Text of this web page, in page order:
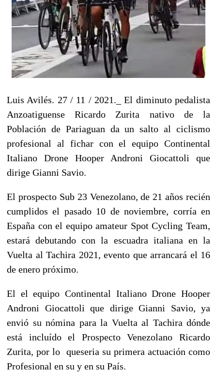
Luis Avilés. 27 / 11 / 2021._ El diminuto pedalista
Anzoatiguense Ricardo Zurita nativo de la
Población de Pariaguan da un salto al ciclismo
profesional al fichar con el equipo Continental
Italiano Drone Hooper Androni Giocattoli que
dirige Gianni Savio.
El prospecto Sub 23 Venezolano, de 21 años recién
cumplidos el pasado 10 de noviembre, corría en
España con el equipo amateur Spot Cycling Team,
estará debutando con la escuadra italiana en la
Vuelta al Tachira 2021, evento que arrancará el 16
de enero próximo.
El el equipo Continental Italiano Drone Hooper
Androni Giocattoli que dirige Gianni Savio, ya
envió su nómina para la Vuelta al Tachira dónde
está incluído el Prospecto Venezolano Ricardo
Zurita, por lo queseria su primera actuación como
Profesional en su y en su País.